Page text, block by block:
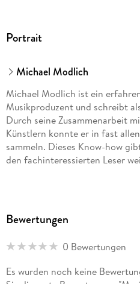
Portrait
Michael Modlich
Michael Modlich ist ein
Musikproduzent und schreibt
Durch seine Zusammenarbeit
Künstlern konnte er in fast
sammeln. Dieses Know-how
den fachinteressierten Leser
Bewertungen
0 Bewertungen
Es wurden noch keine